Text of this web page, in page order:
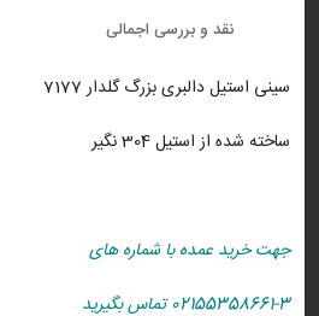
نقد و بررسی اجمالی
سینی استیل دالبری بزرگ گلدار 7177
ساخته شده از استیل 304 نگیر
جهت خرید عمده با شماره های
02155358661-3 تماس بگیرید